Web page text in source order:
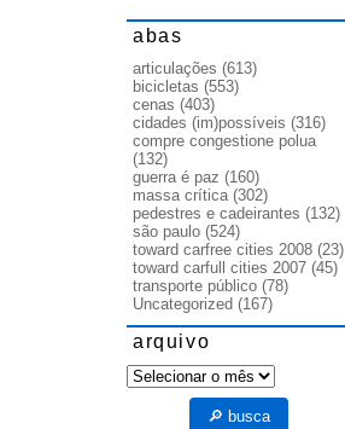
abas
articulações (613)
bicicletas (553)
cenas (403)
cidades (im)possíveis (316)
compre congestione polua
(132)
guerra é paz (160)
massa crítica(302)
pedestres e cadeirantes (132)
são paulo (524)
toward carfree cities 2008 (23)
toward carfull cities 2007 (45)
transporte público (78)
Uncategorized (167)
arquivo
arquivo
🔎 busca